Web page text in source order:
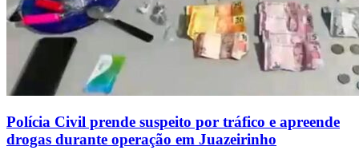
Polícia Civil prende suspeito por tráfico e apreende
drogas durante operação em Juazeirinho